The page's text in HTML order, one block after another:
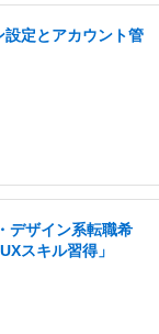
定とアカウント管
デザイン系転職希
スキル習得」